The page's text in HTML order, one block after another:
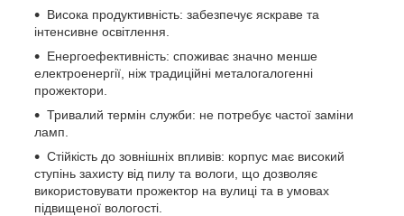
Висока продуктивність: забезпечує яскраве та
інтенсивне освітлення.
Енергоефективність: споживає значно менше
електроенергії, ніж традиційні металогалогенні
прожектори.
Тривалий термін служби: не потребує частої заміни
ламп.
Стійкість до зовнішніх впливів: корпус має високий
ступінь захисту від пилу та вологи, що дозволяє
використовувати прожектор на вулиці та в умовах
підвищеної вологості.